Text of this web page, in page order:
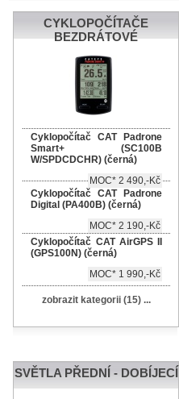
CYKLOPOČÍTAČE
BEZDRÁTOVÉ
Cyklopočítač CAT Padrone
Smart+ (SC100B
W/SPDCDCHR) (černá)
MOC* 2 490,-Kč
Cyklopočítač CAT Padrone
Digital (PA400B) (černá)
MOC* 2 190,-Kč
Cyklopočítač CAT AirGPS II
(GPS100N) (černá)
MOC* 1 990,-Kč
zobrazit kategorii (15) ...
SVĚTLA PŘEDNÍ - DOBÍJECÍ